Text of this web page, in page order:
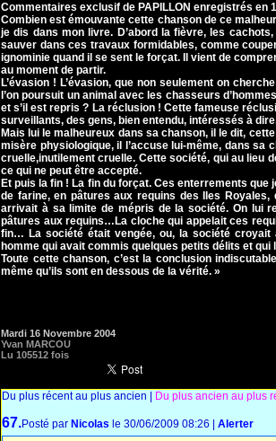
Commentaires exclusif de PAPILLON enregistrés en
Combien est émouvante cette chanson de ce
je dis dans mon livre. D’abord la fièvre, les
sauver dans ces travaux formidables, comme
ignominie quand il se sent le forçat. Il vient de
au moment de partir.
L’évasion ! L’évasion, que non seulement on
l’on poursuit un animal avec les chasseurs
et s’il est repris ? La réclusion ! Cette fameuse
surveillants, des gens, bien entendu, intéressés à
Mais lui le malheureux dans sa chanson, il le dit,
misère physiologique, il l’accuse lui-même, dans sa
cruelle,inutilement cruelle. Cette société, qui au lieu
ce qui ne peut être accepté.
Et puis la fin ! La fin du forçat. Ces enterrements
de farine, en pâtures aux requins des Iles
arrivait à sa limite de mépris de la société. On lui
pâtures aux requins…La cloche qui appelait ces
fin… La société était vengée, ou, la société croyait
homme qui avait commis quelques petits délits et
Toute cette chanson, c’est la conclusion
même qu’ils sont en dessous de la vérité. »
Mardi 16 Novembre 2004
Yvan MARCOU
Lu 105512 fois
Du plus récent au plus ancien Du plus ancien au plus
67.Posté par Nicolas le 30/06/2009 08:26
Alerter